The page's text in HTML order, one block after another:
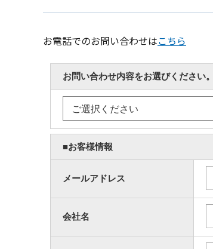
お電話でのお問い合わせはこちら
お問い合わせ内容をお選びください。
■お客様情報
メールアドレス
会社名